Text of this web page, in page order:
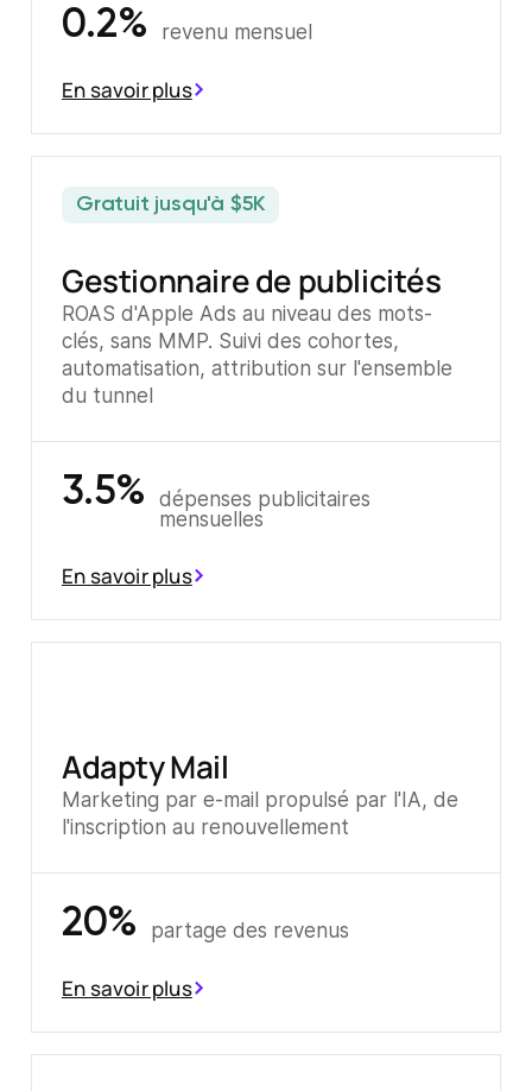
En savoir plus
0.2% revenu mensuel
Gestionnaire de publicités
ROAS d'Apple Ads au niveau des mots-
clés, sans MMP. Suivi des cohortes,
automatisation, attribution sur l'ensemble
du tunnel
En savoir plus
Gratuit jusqu'à $5K
3.5%
dépenses publicitaires
mensuelles
Adapty Mail
Marketing par e-mail propulsé par l'IA, de
l'inscription au renouvellement
En savoir plus
20% partage des revenus